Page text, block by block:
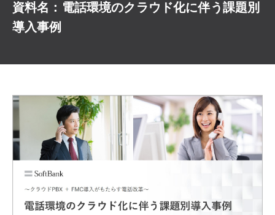
資料名：電話環境のクラウド化に伴う課題別
導入事例